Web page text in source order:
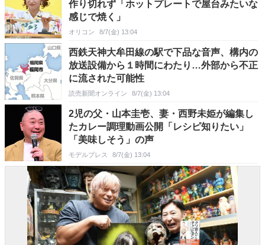
作り切れず「ホットプレートで屋台みたいな
感じで焼く」
オリコン 8/7(金) 13:04
西鉄天神大牟田線の駅で下品な音声、構内の
放送設備から１時間にわたり…外部から不正
に流された可能性
読売新聞オンライン 8/7(金) 13:04
2児の父・山本圭壱、妻・西野未姫が編集し
たカレー調理動画公開「レシピ知りたい」
「美味しそう」の声
モデルプレス 8/7(金) 13:04